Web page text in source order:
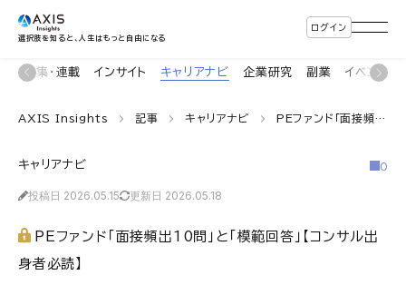
選択肢を知ると、人生はもっと自由になる
ログイン
特集・連載 インサイト キャリアナビ 企業研究 副業 イベント
AXIS Insights 記事 キャリアナビ PEファンド「面接頻出10問」と「模範回答」【コンサル出身者必読】
キャリアナビ
投稿日 2026.05.15 更新日 2026.05.18
0
PEファンド「面接頻出10問」と「模範回答」【コンサル出
身者必読】